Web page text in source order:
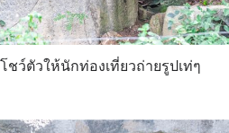
ว์ตัวให้นักท่องเที่ยวถ่ายรูปเท่ๆ